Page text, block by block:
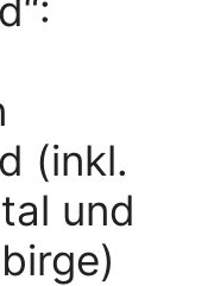
(inkl.
und